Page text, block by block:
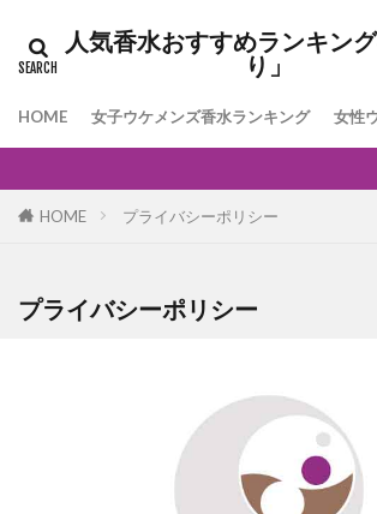
人気香水おすすめランキン
り」
HOME 女子ウケメンズ香水ランキング 女性
HOME プライバシーポリシー
プライバシーポリシー